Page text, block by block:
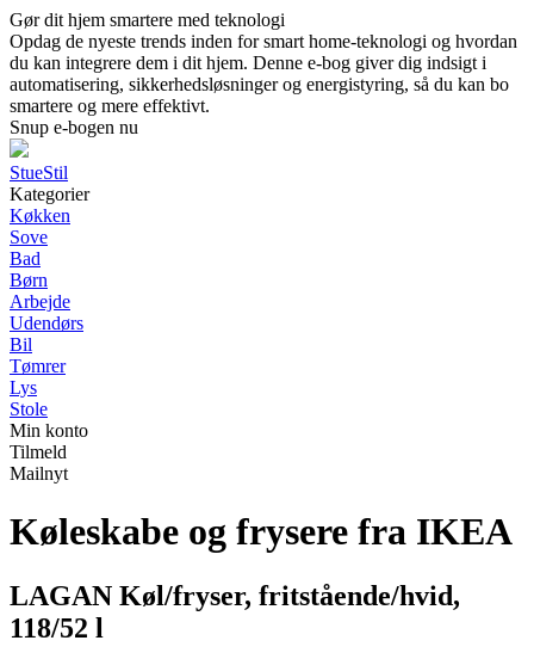
Gør dit hjem smartere med teknologi
Opdag de nyeste trends inden for smart home-teknologi og hvordan
du kan integrere dem i dit hjem. Denne e-bog giver dig indsigt i
automatisering, sikkerhedsløsninger og energistyring, så du kan bo
smartere og mere effektivt.
Snup e-bogen nu
StueStil
Kategorier
Køkken
Sove
Bad
Børn
Arbejde
Udendørs
Bil
Tømrer
Lys
Stole
Min konto
Tilmeld
Mailnyt
Køleskabe og frysere fra IKEA
LAGAN Køl/fryser, fritstående/hvid,
118/52 l